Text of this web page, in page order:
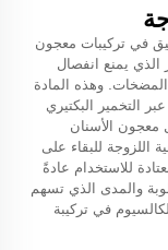
في تركيبات معجون
يمنع انفصال
وهذه المادة
التخمير البكتيري
معجون الأسنان
للبقاء على
للاستخدام عادةً
والمدى الذي تسهم
في تركيبة